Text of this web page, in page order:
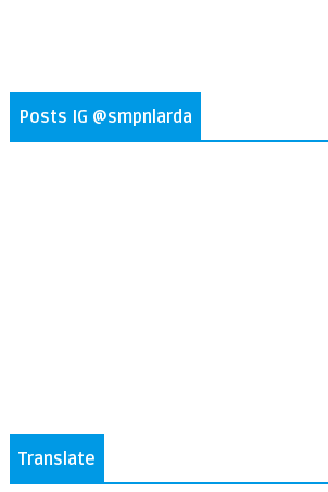
Posts IG @smpnlarda
Translate